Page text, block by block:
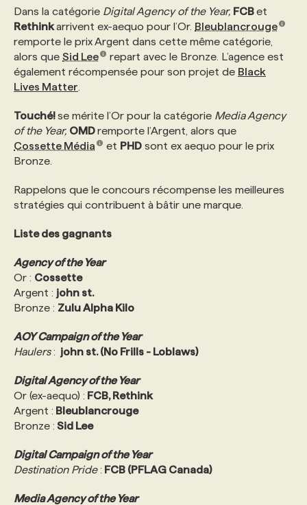
NOS TARIFS
PROGRAMMES DE SUBVENTIONS
FAQ
ANNONCEZ AVEC NOUS
Dans la catégorie Digital Agency of the Year, FCBet
Rethinkarrivent ex-aequo pour l’Or. Bleublancrouge
remporte le prix Argent dans cette même catégorie,
alors que Sid Lee
repart avec le Bronze. L’agence est
également récompensée pour son projet de Black
Lives Matter
Touché!se mérite l’Or pour la catégorie Media Agency
of the Year, OMDremporte l’Argent, alors que
Cossette Média
et PHDsont ex aequo pour le prix
Bronze.
Rappelons que le concours récompense les meilleures
stratégies qui contribuent à bâtir une marque.
Liste des gagnants
Agency of the Year
Or : Cossette
Argent : john st.
Bronze : Zulu Alpha Kilo
AOY Campaign of the Year
Haulers: john st. (No Frills - Loblaws)
Digital Agency of the Year
Or (ex-aequo) : FCB, Rethink
Argent : Bleublancrouge
Bronze : Sid Lee
Digital Campaign of the Year
Destination Pride: FCB (PFLAG Canada)
Media Agency of the Year